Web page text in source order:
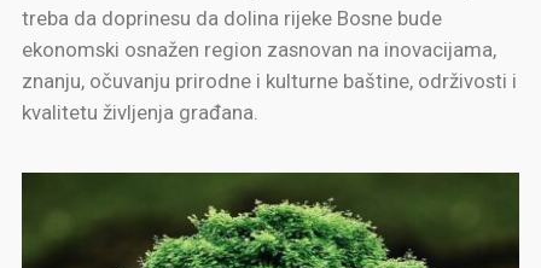
treba da doprinesu da dolina rijeke Bosne bude
ekonomski osnažen region zasnovan na inovacijama,
znanju, očuvanju prirodne i kulturne baštine, održivosti i
kvalitetu življenja građana.